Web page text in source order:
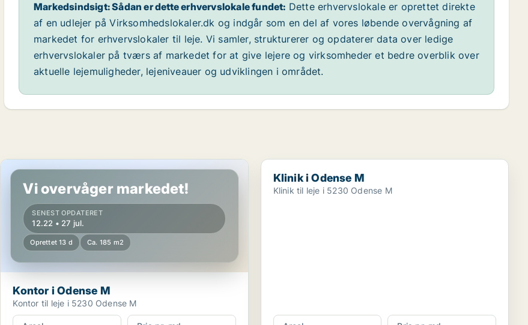
Markedsindsigt: Sådan er dette erhvervslokale fundet: Dette erhvervslokale er oprettet direkte
af en udlejer på Virksomhedslokaler.dk og indgår som en del af vores løbende overvågning af
markedet for erhvervslokaler til leje. Vi samler, strukturerer og opdaterer data over ledige
erhvervslokaler på tværs af markedet for at give lejere og virksomheder et bedre overblik over
aktuelle lejemuligheder, lejeniveauer og udviklingen i området.
Kontor i Odense M
Vi overvåger markedet!
SENEST OPDATERET
12.22 • 27 jul.
Oprettet 13 d Ca. 185 m2
Kontor i Odense M
Kontor til leje i 5230 Odense M
Klinik i Odense M
Klinik i Odense M
Klinik til leje i 5230 Odense M